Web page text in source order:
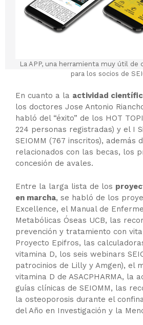
La APP, una herramienta muy útil de
para los socios de
En cuanto a la actividad
los doctores Jose Antonio
habló del “éxito” de los HOT
224 personas registradas) y el I
SEIOMM (767 inscritos), además
relacionados con las becas, los
concesión de avales.
Entre la larga lista de los
en marcha, se habló de los
Excellence, el Manual de
Metabólicas Óseas UCB, las
prevención y tratamiento con
Proyecto Epifros, las
vitamina D, los seis webinars
patrocinios de Lilly y Amgen), el
vitamina D de ASACPHARMA, la
guías clínicas de SEIOMM, las
la osteoporosis durante el
del Año en Investigación y la